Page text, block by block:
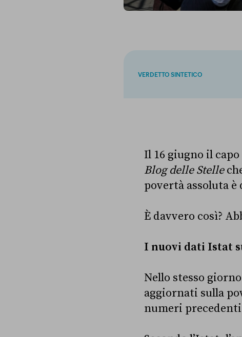
VERDETTO SINTETICO
Il 16 giugno il
Blog delle Stelle
povertà assoluta
È davvero così?
I nuovi dati Istat
Nello stesso
aggiornati sulla
numeri precedenti